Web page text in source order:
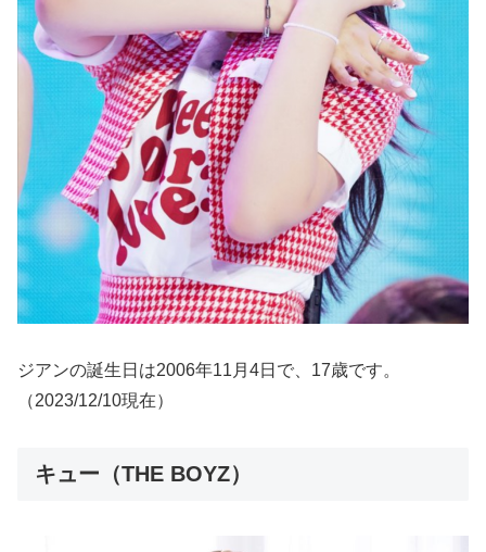
ジアンの誕生日は2006年11月4日で、17歳です。
（2023/12/10現在）
キュー（THE BOYZ）